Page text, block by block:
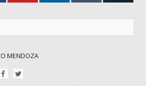
MENDOZA
FacebookTwitter